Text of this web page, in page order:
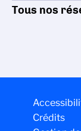
Tous nos
Crédits
Gestion
La politique de
CNRS est
mission de